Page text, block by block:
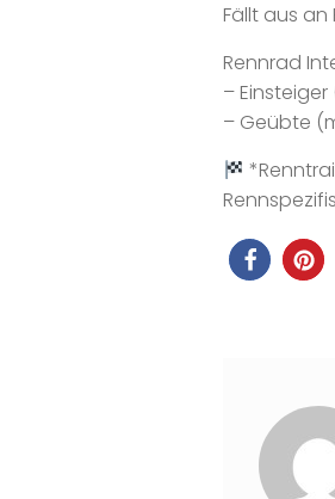
Fällt aus an
Rennrad
–
– Geübte